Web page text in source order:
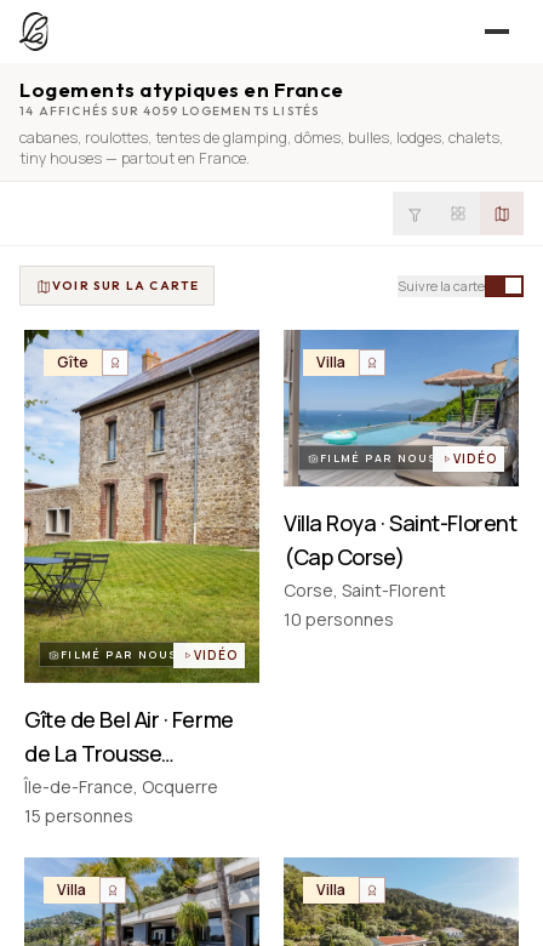
JE CHERCHE
TROUVER UN LIEU
Séjours, tournages, événements — l’annuaire
PROPOSER MON LIEU
Annuaire + reportage photo-vidéo, 0 % commission
Déjà référencé ?Espace pro
Offre conciergeries
Offre agences immobilières
EXPLORER
JOURNAL
Lieux, idées et art de vivre
OUTILS GRATUITS
Simulateurs & scrapers — aucun compte
PARTENAIRES
Réseau choisi un par un
UNE QUESTION ?
Logements atypiques en France
14 AFFICHÉS SUR 4059 LOGEMENTS LISTÉS
cabanes, roulottes, tentes de glamping, dômes, bulles, lodges, chalets,
tiny houses— partout en France.
VOIR SUR LA CARTE Suivre la carte
Gîte
FILMÉ PAR NOUS VIDÉO
Gîte de Bel Air · Ferme
de La Trousse
(Ocquerre)
Île-de-France, Ocquerre
15 personnes
Villa
FILMÉ PAR NOUS VIDÉO
Villa Roya · Saint-Florent
(Cap Corse)
Corse, Saint-Florent
10 personnes
Villa Villa